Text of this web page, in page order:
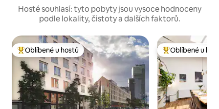
Hosté souhlasí: tyto pobyty jsou vysoce hodnoceny
podle lokality, čistoty a dalších faktorů.
Nejlepší v kategorii Oblíbené u hostů
Oblíbené u hostů Nejlepší v
Oblíbené u